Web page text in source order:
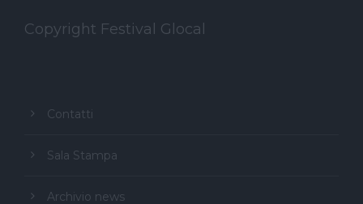
Copyright Festival Glocal
Contatti
Sala Stampa
Archivio news